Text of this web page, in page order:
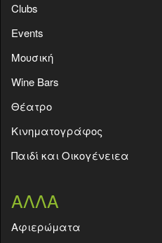
Clubs
Events
Moυσική
Wine Bars
Θέατρο
Κινηματογράφος
Παιδί και Οικογένειεα
ΑΛΛΑ
Aφιερώματα